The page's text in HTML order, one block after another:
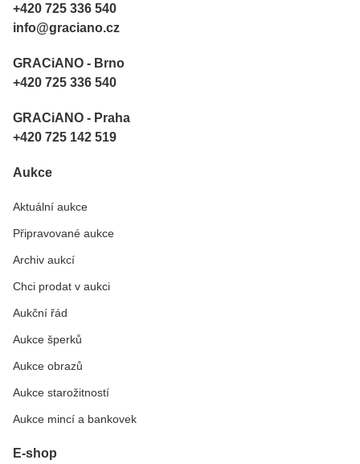
+420 725 336 540
info@graciano.cz
GRACiANO - Brno
+420 725 336 540
GRACiANO - Praha
+420 725 142 519
Aukce
Aktuální aukce
Připravované aukce
Archiv aukcí
Chci prodat v aukci
Aukční řád
Aukce šperků
Aukce obrazů
Aukce starožitností
Aukce mincí a bankovek
E-shop